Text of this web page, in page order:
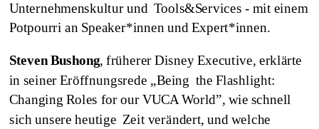
Unternehmenskultur und Tools&Services - mit einem
Potpourri an Speaker*innen und Expert*innen.
Steven Bushong, früherer Disney Executive, erklärte
in seiner Eröffnungsrede „Being the Flashlight:
Changing Roles for our VUCA World”, wie schnell
sich unsere heutige Zeit verändert, und welche